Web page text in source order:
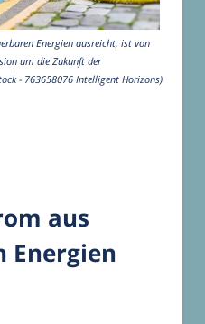
Energien ausreicht, ist von
um die Zukunft der
- 763658076 Intelligent Horizons)
aus
Energien